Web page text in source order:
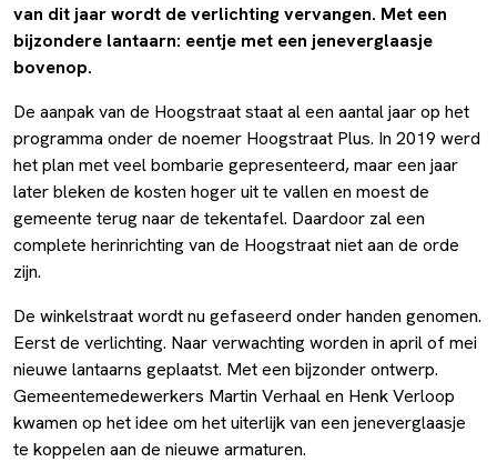
van dit jaar wordt de verlichting vervangen. Met een
bijzondere lantaarn: eentje met een jeneverglaasje
bovenop.
De aanpak van de Hoogstraat staat al een aantal jaar op het
programma onder de noemer Hoogstraat Plus. In 2019 werd
het plan met veel bombarie gepresenteerd, maar een jaar
later bleken de kosten hoger uit te vallen en moest de
gemeente terug naar de tekentafel. Daardoor zal een
complete herinrichting van de Hoogstraat niet aan de orde
zijn.
De winkelstraat wordt nu gefaseerd onder handen genomen.
Eerst de verlichting. Naar verwachting worden in april of mei
nieuwe lantaarns geplaatst. Met een bijzonder ontwerp.
Gemeentemedewerkers Martin Verhaal en Henk Verloop
kwamen op het idee om het uiterlijk van een jeneverglaasje
te koppelen aan de nieuwe armaturen.